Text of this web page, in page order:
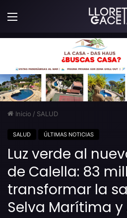
Menú
Inicio / SALUD
SALUD ÚLTIMAS NOTICIAS
Luz verde al
de Calella: 83
transformar la
Selva Marítima